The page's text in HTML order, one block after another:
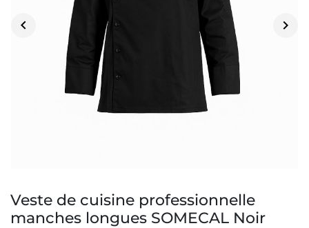
 
Veste de cuisine professionnelle
manches longues SOMECAL Noir